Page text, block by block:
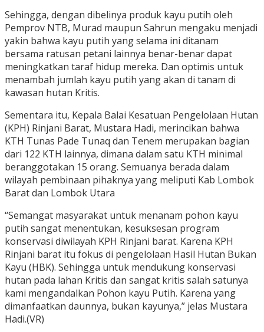
Sehingga, dengan dibelinya produk kayu putih oleh
Pemprov NTB, Murad maupun Sahrun mengaku menjadi
yakin bahwa kayu putih yang selama ini ditanam
bersama ratusan petani lainnya benar-benar dapat
meningkatkan taraf hidup mereka. Dan optimis untuk
menambah jumlah kayu putih yang akan di tanam di
kawasan hutan Kritis.
Sementara itu, Kepala Balai Kesatuan Pengelolaan Hutan
(KPH) Rinjani Barat, Mustara Hadi, merincikan bahwa
KTH Tunas Pade Tunaq dan Tenem merupakan bagian
dari 122 KTH lainnya, dimana dalam satu KTH minimal
beranggotakan 15 orang. Semuanya berada dalam
wilayah pembinaan pihaknya yang meliputi Kab Lombok
Barat dan Lombok Utara
“Semangat masyarakat untuk menanam pohon kayu
putih sangat menentukan, kesuksesan program
konservasi diwilayah KPH Rinjani barat. Karena KPH
Rinjani barat itu fokus di pengelolaan Hasil Hutan Bukan
Kayu (HBK). Sehingga untuk mendukung konservasi
hutan pada lahan Kritis dan sangat kritis salah satunya
kami mengandalkan Pohon kayu Putih. Karena yang
dimanfaatkan daunnya, bukan kayunya,” jelas Mustara
Hadi.(VR)